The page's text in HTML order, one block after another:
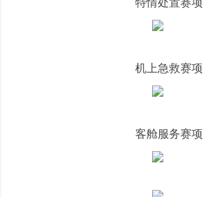
特情处置赛项
机上急救赛项
客舱服务赛项